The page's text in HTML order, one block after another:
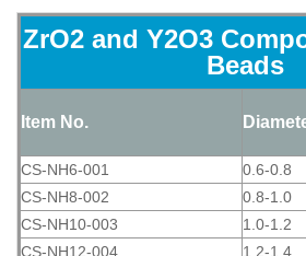
ZrO2 and Y2O3
Beads
Item No.
CS-NH6-001
0.6-0.8
CS-NH8-002
0.8-1.0
CS-NH10-003
1.0-1.2
CS-NH12-004
1.2-1.4